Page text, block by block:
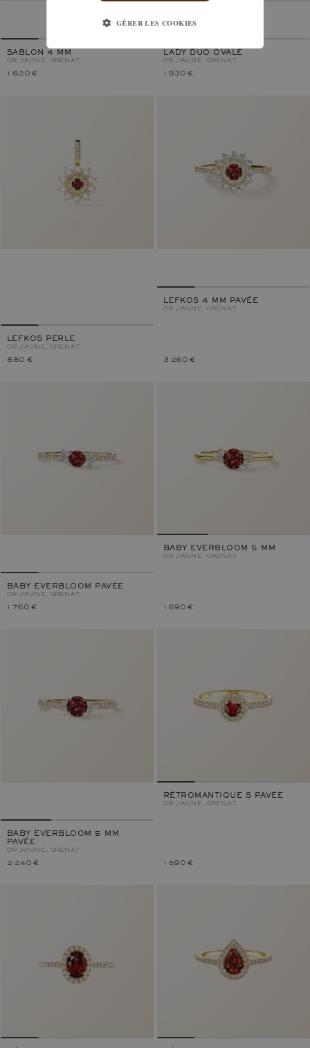
SABLON 4 MM
OR JAUNE, GRENAT
1 820 €
LADY DUO OVALE
OR JAUNE, GRENAT
1 930 €
LEFKOS PERLE
OR JAUNE, GRENAT
880 €
LEFKOS 4 MM PAVÉE
OR JAUNE, GRENAT
3 260 €
BABY EVERBLOOM PAVÉE
OR JAUNE, GRENAT
1 760 €
BABY EVERBLOOM 5 MM
OR JAUNE, GRENAT
1 690 €
BABY EVERBLOOM 5 MM
PAVÉE
OR JAUNE, GRENAT
2 240 €
RÉTROMANTIQUE S PAVÉE
OR JAUNE, GRENAT
1 590 €
GÉRER LES COOKIES